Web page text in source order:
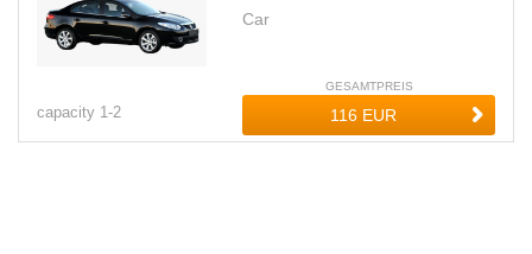
Car
capacity 1-2
GESAMTPREIS